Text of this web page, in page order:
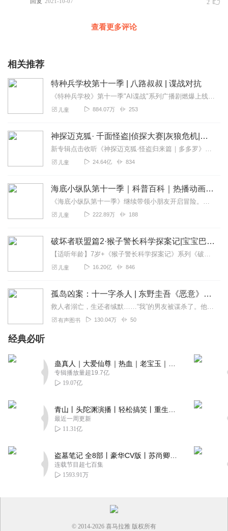
2
查看更多评论
相关推荐
特种兵学校第十一季 | 八路叔叔 | 谍战对抗
《特种兵学校》第十一季"AI谍战"系列广播剧燃爆上线！铁血铸魂，声动战场！集结号已吹响！你准备好了吗？少年特种兵们携《特种兵学校》第十一季重磅回归！这一次...
儿童 884.07万 253
神探迈克狐· 千面怪盗|侦探大赛|灰狼危机|多多罗
新专辑点击收听《神探迈克狐·怪盗归来篇｜多多罗》！！！>>>点击进入主播橱窗购买《神探迈克狐》系列图书吧!<<<多多罗故事【点击前往】收听多多罗其他好玩有趣的故...
儿童 24.64亿 834
海底小纵队第十一季｜科普百科｜热播动画｜睡前故事
《海底小纵队第十一季》继续带领小朋友开启冒险。队员们深入海底、穿越丛林、探索极地，救助各类动物。在北极应对雷暴，助丽色凤头燕鸥回归；护草原犬鼠、熊猫等动物，处理...
儿童 222.89万 188
破坏者联盟篇2·猴子警长科学探案记|宝宝巴士故事
【适听年龄】7岁+《猴子警长科学探案记》系列《破坏者联盟篇1·猴子警长科学探案记》>>>《破坏者联盟篇2·猴子警长科学探案记》>>>《破坏者联盟篇3·猴子警长科...
儿童 16.20亿 846
孤岛凶案：十一字杀人 | 东野圭吾《恶意》姊妹篇 | 本格推理【新版】
救人者溺亡，生还者缄默……“我”的男友被谋杀了。他的遗物中有些资料随即被窃。“我”作为一名推理小说作家，和编辑冬子开始追查这起案件的真相。然而，令人意想不到...
有声图书 130.04万 50
经典必听
专辑播放量超19.7亿
19.07亿
最近一周更新
11.31亿
连载节目超七百集
1593.91万
© 2014-2026 喜马拉雅 版权所有